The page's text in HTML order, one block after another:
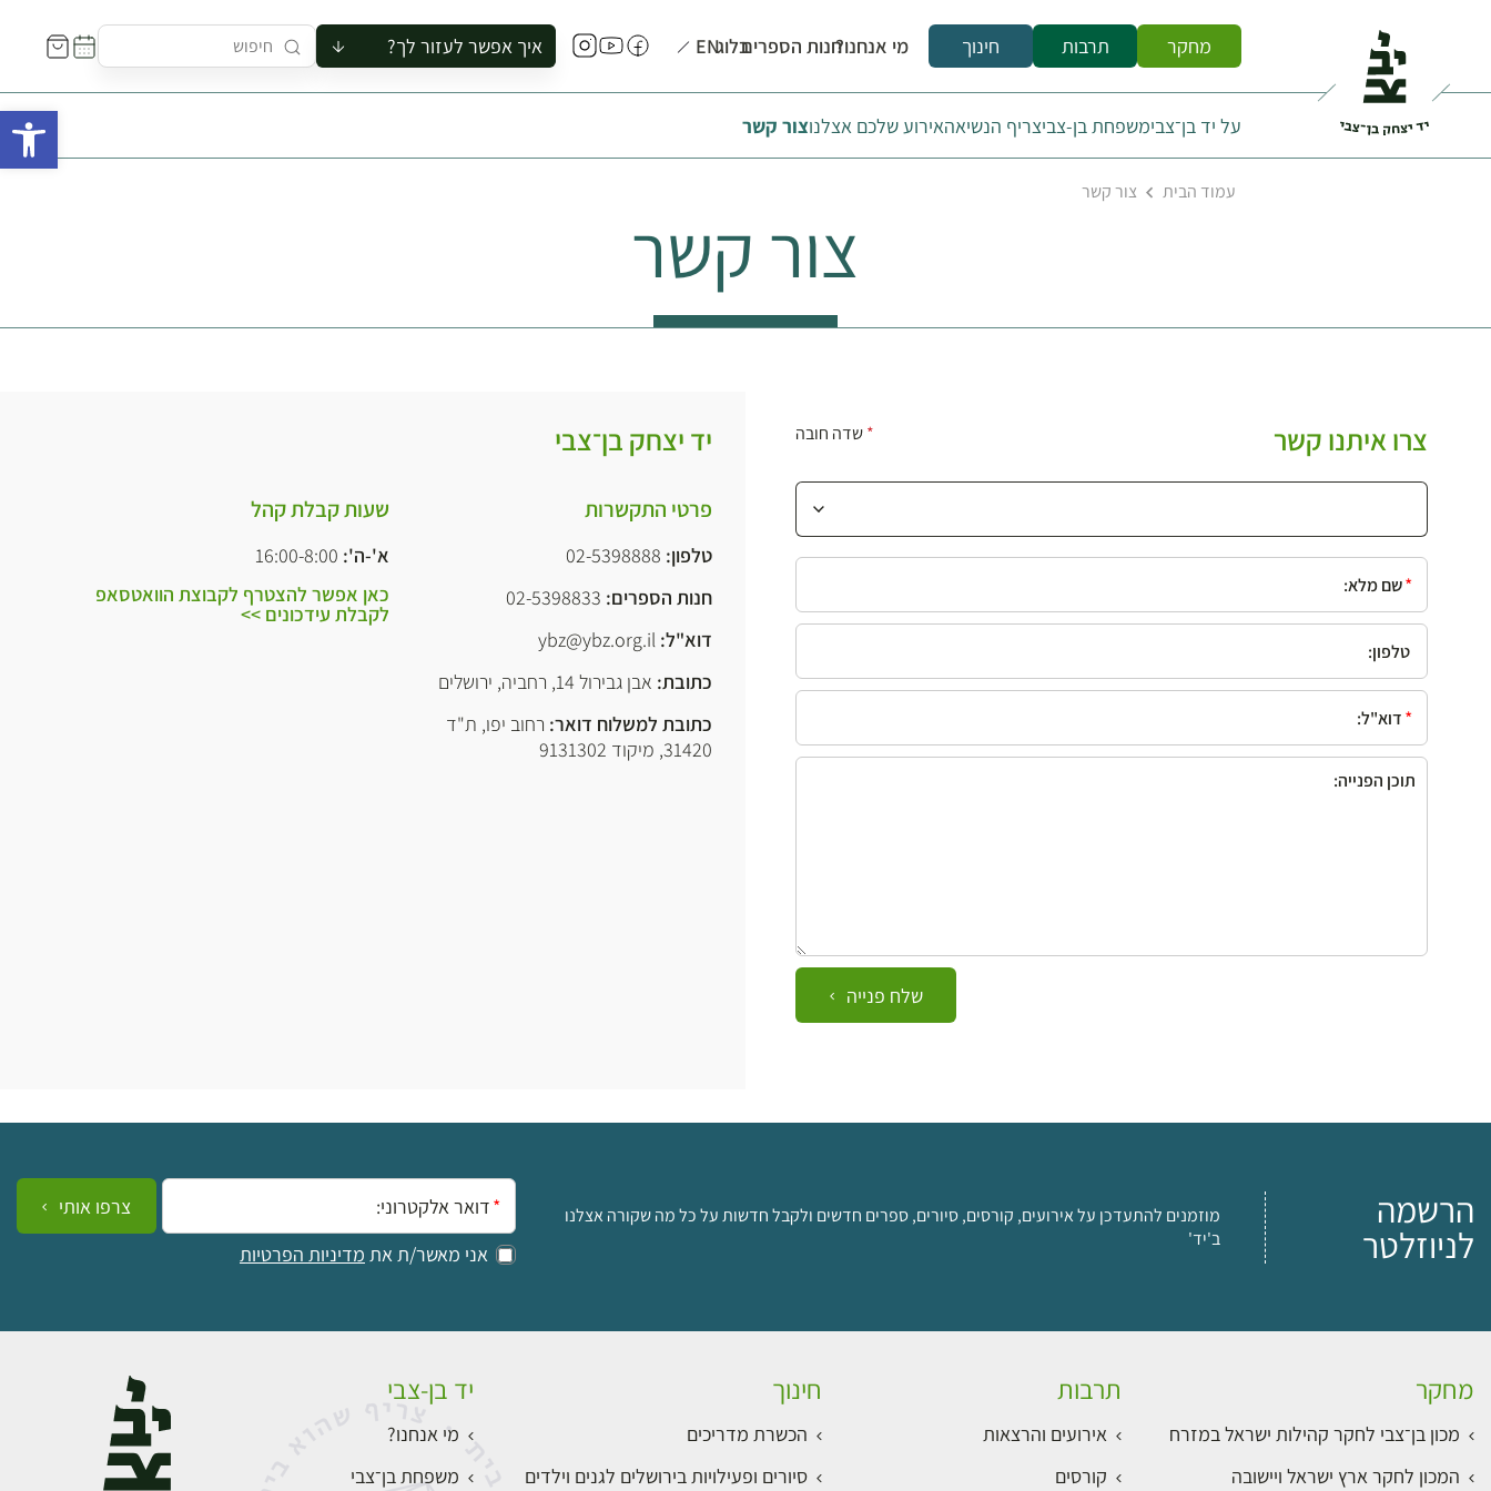
מחקר תרבות חינוך מי אנחנו?חנות הספריםבלוגEN איך אפשר לעזור לך?
להזמין סיור לקבוצה
להירשם לקורס
על יד בן־צבימשפחת בן-צביצריף הנשיאהאירוע שלכם אצלנוצור קשר
עמוד הבית צור קשר
צור קשר
צרו איתנו קשר *שדה חובה
בחירת מחלקה
*שם מלא:
טלפון:
*דוא"ל:
תוכן הפנייה::
שלח פנייה
יד יצחק בן־צבי
פרטי התקשרות
טלפון: 02-5398888
חנות הספרים:
02-5398833
דוא"ל: ybz@ybz.org.il
כתובת: אבן גבירול 14, רחביה, ירושלים
כתובת למשלוח דואר: רחוב יפו, ת"ד
31420, מיקוד 9131302
שעות קבלת קהל
א'-ה':
כאן אפשר להצטרף לקבוצת הוואטסאפ
לקבלת עידכונים >>
הרשמה
לניוזלטר
מוזמנים להתעדכן על אירועים, קורסים, סיורים, ספרים חדשים ולקבל חדשות על כל מה שקורה אצלנו
ב'יד'
אימייל:
אני מאשר/ת את מדיניות הפרטיות
צרפו אותי
מחקר
מכון בן־צבי לחקר קהילות ישראל במזרח
המכון לחקר ארץ ישראל ויישובה
תרבות
אירועים והרצאות
קורסים
חינוך
הכשרת מדריכים
סיורים ופעילויות בירושלים לגנים וילדים
יד בן-צבי
מי אנחנו?
משפחת בן־צבי